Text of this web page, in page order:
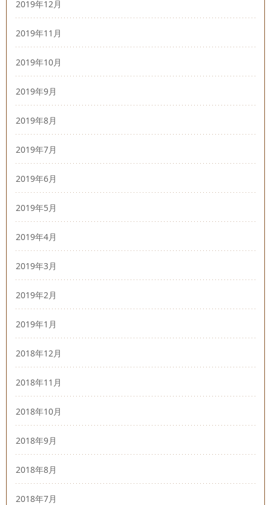
2019年12月
2019年11月
2019年10月
2019年9月
2019年8月
2019年7月
2019年6月
2019年5月
2019年4月
2019年3月
2019年2月
2019年1月
2018年12月
2018年11月
2018年10月
2018年9月
2018年8月
2018年7月